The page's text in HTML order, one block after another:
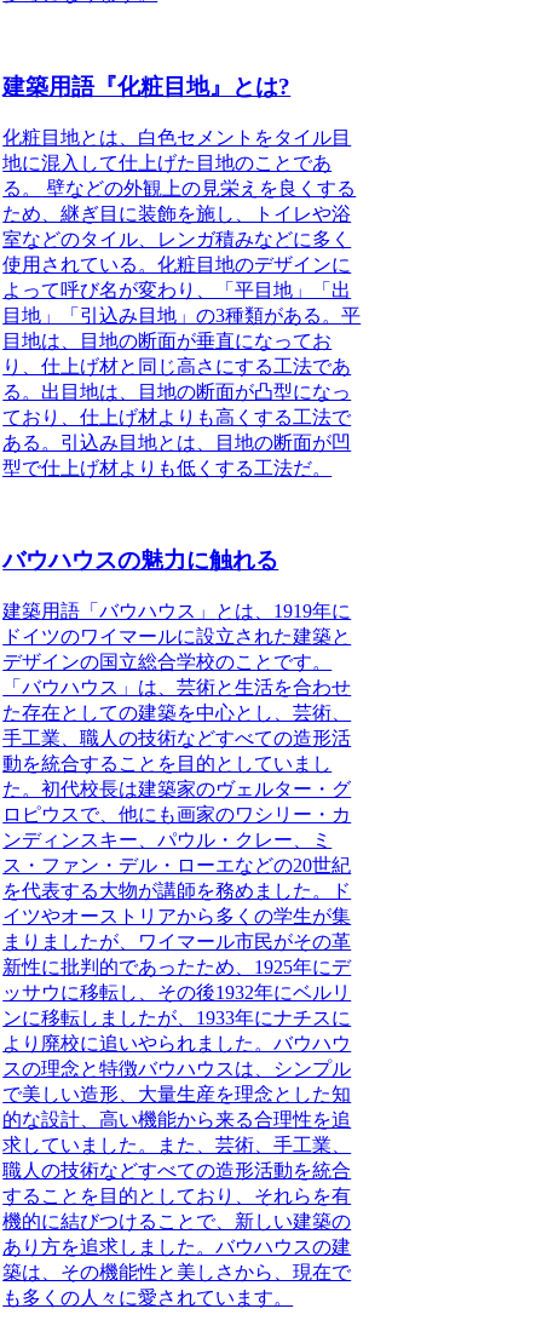
建築用語『化粧目地』とは?
化粧目地とは、白色セメントをタイル目
地に混入して仕上げた目地のことであ
る。
壁などの外観上の見栄えを良くする
ため、継ぎ目に装飾を施し、トイレや浴
室などのタイル、レンガ積みなどに多く
使用されている。化粧目地のデザインに
よって呼び名が変わり、「平目地」「出
目地」「引込み目地」の3種類がある。平
目地は、目地の断面が垂直になってお
り、仕上げ材と同じ高さにする工法であ
る。出目地は、目地の断面が凸型になっ
ており、仕上げ材よりも高くする工法で
ある。引込み目地とは、目地の断面が凹
型で仕上げ材よりも低くする工法だ。
バウハウスの魅力に触れる
建築用語「バウハウス」
とは、1919年に
ドイツのワイマールに設立された建築と
デザインの国立総合学校のことです。
「バウハウス」は、芸術と生活を合わせ
た存在としての建築を中心とし、芸術、
手工業、職人の技術などすべての造形活
動を統合することを目的としていまし
た。初代校長は建築家のヴェルター・グ
ロピウスで、他にも画家のワシリー・カ
ンディンスキー、パウル・クレー、ミ
ス・ファン・デル・ローエなどの20世紀
を代表する大物が講師を務めました。ド
イツやオーストリアから多くの学生が集
まりましたが、ワイマール市民がその革
新性に批判的であったため、1925年にデ
ッサウに移転し、その後1932年にベルリ
ンに移転しましたが、1933年にナチスに
より廃校に追いやられました。バウハウ
スの理念と特徴バウハウスは、シンプル
で美しい造形、大量生産を理念とした知
的な設計、高い機能から来る合理性を追
求していました。また、芸術、手工業、
職人の技術などすべての造形活動を統合
することを目的としており、それらを有
機的に結びつけることで、新しい建築の
あり方を追求しました。バウハウスの建
築は、その機能性と美しさから、現在で
も多くの人々に愛されています。